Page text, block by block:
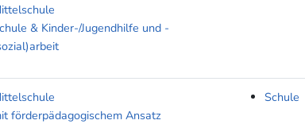
& Kinder-/Jugendhilfe und -
förderpädagogischem Ansatz
Schule